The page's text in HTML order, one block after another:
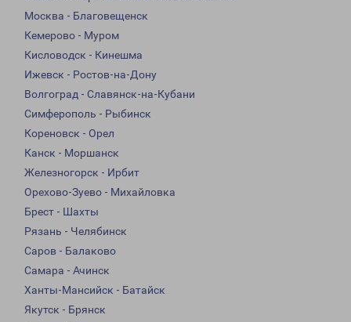
Москва - Благовещенск
Кемерово - Муром
Кисловодск - Кинешма
Ижевск - Ростов-на-Дону
Волгоград - Славянск-на-Кубани
Симферополь - Рыбинск
Кореновск - Орел
Канск - Моршанск
Железногорск - Ирбит
Орехово-Зуево - Михайловка
Брест - Шахты
Рязань - Челябинск
Саров - Балаково
Самара - Ачинск
Ханты-Мансийск - Батайск
Якутск - Брянск